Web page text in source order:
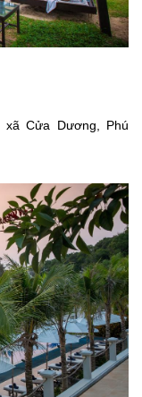
Cửa Dương, Phú